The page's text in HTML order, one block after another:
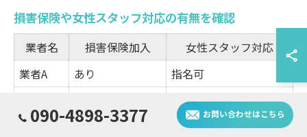
損害保険や女性スタッフ対応の有無を確認
業者名 損害保険加入
女性スタッフ対応
業者A
あり
指名可
不可
業者C
あり 在籍（指名不可）
090-4898-3377 お問い合わせはこちら